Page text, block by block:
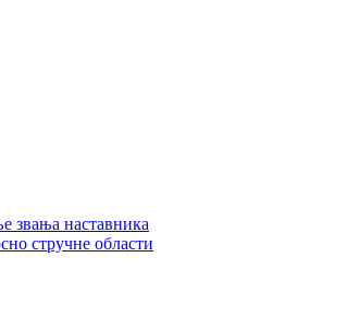
звања наставника
стручне области